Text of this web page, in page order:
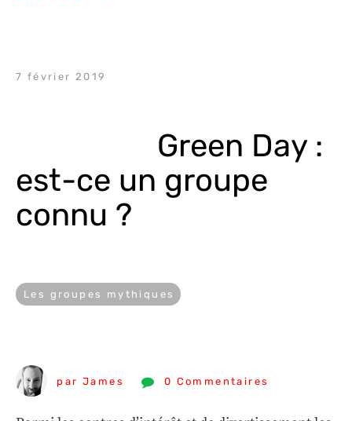
7 février 2019
Green Day :
est-ce un groupe
connu ?
Les groupes mythiques
par James 0 Commentaires